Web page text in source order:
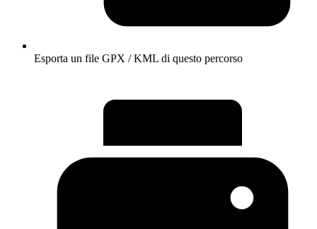
Esporta un file GPX / KML di questo percorso